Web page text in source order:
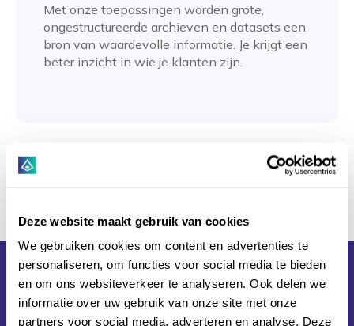
Deze website maakt gebruik van cookies
We gebruiken cookies om content en advertenties te
personaliseren, om functies voor social media te bieden
en om ons websiteverkeer te analyseren. Ook delen we
informatie over uw gebruik van onze site met onze
partners voor social media, adverteren en analyse. Deze
Met onze toepassingen worden grote,
ongestructureerde archieven en datasets een
bron van waardevolle informatie. Je krijgt een
beter inzicht in wie je klanten zijn.
Waarom Hyarchis